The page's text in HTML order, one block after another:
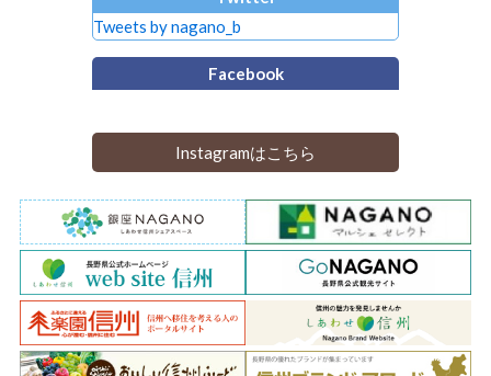
Tweets by nagano_b
Facebook
Instagramはこちら